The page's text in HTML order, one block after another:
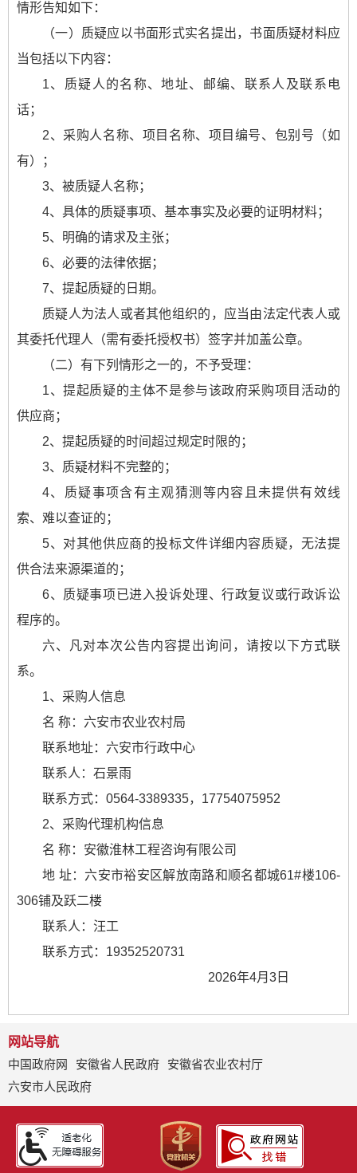
情形告知如下：
（一）质疑应以书面形式实名提出，书面质疑材料应
当包括以下内容：
1、质疑人的名称、地址、邮编、联系人及联系电
话；
2、采购人名称、项目名称、项目编号、包别号（如
有）；
3、被质疑人名称；
4、具体的质疑事项、基本事实及必要的证明材料；
5、明确的请求及主张；
6、必要的法律依据；
7、提起质疑的日期。
质疑人为法人或者其他组织的，应当由法定代表人或
其委托代理人（需有委托授权书）签字并加盖公章。
（二）有下列情形之一的，不予受理：
1、提起质疑的主体不是参与该政府采购项目活动的
供应商；
2、提起质疑的时间超过规定时限的；
3、质疑材料不完整的；
4、质疑事项含有主观猜测等内容且未提供有效线
索、难以查证的；
5、对其他供应商的投标文件详细内容质疑，无法提
供合法来源渠道的；
6、质疑事项已进入投诉处理、行政复议或行政诉讼
程序的。
六、凡对本次公告内容提出询问，请按以下方式联
系。
1、采购人信息
名 称：六安市农业农村局
联系地址：六安市行政中心
联系人：石景雨
联系方式：0564-3389335，17754075952
2、采购代理机构信息
名 称：安徽淮林工程咨询有限公司
地 址：六安市裕安区解放南路和顺名都城61#楼106-
306铺及跃二楼
联系人：汪工
联系方式：19352520731
2026年4月3日
网站导航
中国政府网
安徽省人民政府
安徽省农业农村厅
六安市人民政府